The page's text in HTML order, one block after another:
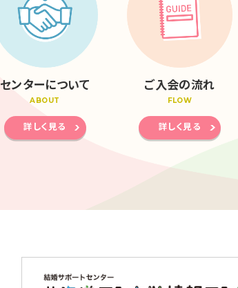
センターについて
ABOUT
詳しく見る
ご入会の流れ
FLOW
詳しく見る